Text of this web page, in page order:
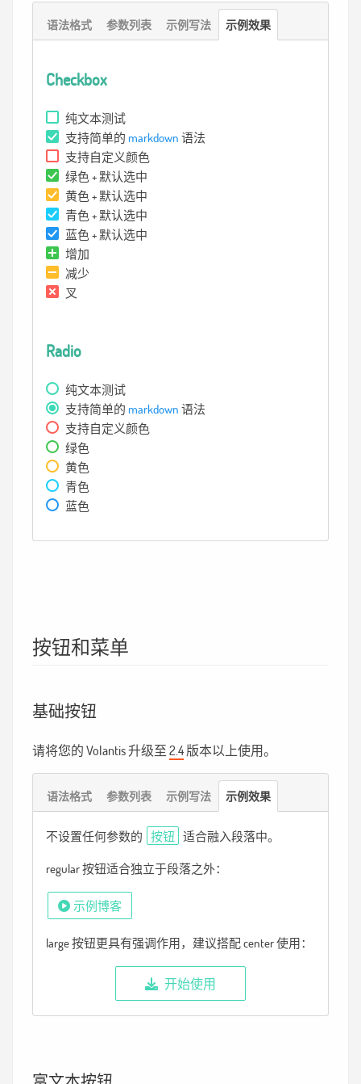
语法格式 参数列表 示例写法 示例效果
Checkbox
纯文本测试
支持简单的 markdown 语法
支持自定义颜色
绿色 + 默认选中
黄色 + 默认选中
青色 + 默认选中
蓝色 + 默认选中
增加
减少
叉
Radio
纯文本测试
支持简单的 markdown 语法
支持自定义颜色
绿色
黄色
青色
蓝色
按钮和菜单
基础按钮
请将您的 Volantis 升级至2.4版本以上使用。
语法格式 参数列表 示例写法 示例效果
不设置任何参数的 按钮 适合融入段落中。
regular 按钮适合独立于段落之外：
示例博客
large 按钮更具有强调作用，建议搭配 center 使用：
开始使用